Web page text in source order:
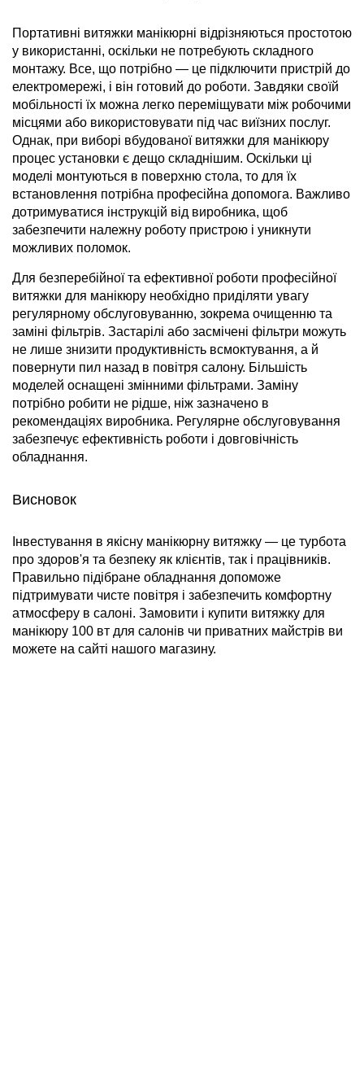
Портативні витяжки манікюрні відрізняються простотою
у використанні, оскільки не потребують складного
монтажу. Все, що потрібно — це підключити пристрій до
електромережі, і він готовий до роботи. Завдяки своїй
мобільності їх можна легко переміщувати між робочими
місцями або використовувати під час виїзних послуг.
Однак, при виборі вбудованої витяжки для манікюру
процес установки є дещо складнішим. Оскільки ці
моделі монтуються в поверхню стола, то для їх
встановлення потрібна професійна допомога. Важливо
дотримуватися інструкцій від виробника, щоб
забезпечити належну роботу пристрою і уникнути
можливих поломок.
Для безперебійної та ефективної роботи професійної
витяжки для манікюру необхідно приділяти увагу
регулярному обслуговуванню, зокрема очищенню та
заміні фільтрів. Застарілі або засмічені фільтри можуть
не лише знизити продуктивність всмоктування, а й
повернути пил назад в повітря салону. Більшість
моделей оснащені змінними фільтрами. Заміну
потрібно робити не рідше, ніж зазначено в
рекомендаціях виробника. Регулярне обслуговування
забезпечує ефективність роботи і довговічність
обладнання.
Висновок
Інвестування в якісну манікюрну витяжку — це турбота
про здоров'я та безпеку як клієнтів, так і працівників.
Правильно підібране обладнання допоможе
підтримувати чисте повітря і забезпечить комфортну
атмосферу в салоні. Замовити і купити витяжку для
манікюру 100 вт для салонів чи приватних майстрів ви
можете на сайті нашого магазину.